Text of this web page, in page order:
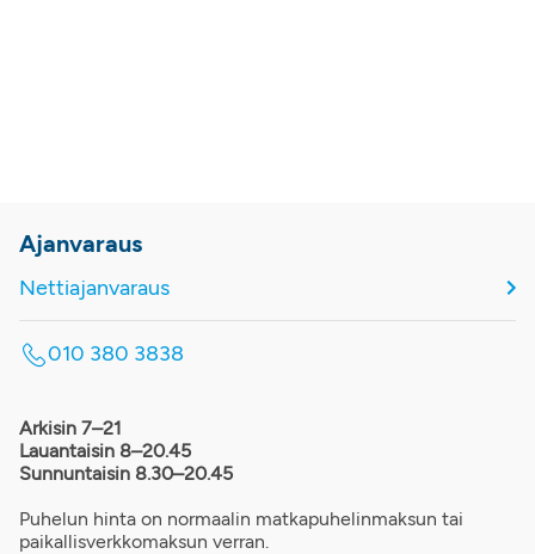
Ajanvaraus
Nettiajanvaraus
010 380 3838
Arkisin 7–21
Lauantaisin 8–20.45
Sunnuntaisin 8.30–20.45
Puhelun hinta on normaalin matkapuhelinmaksun tai
paikallisverkkomaksun verran.